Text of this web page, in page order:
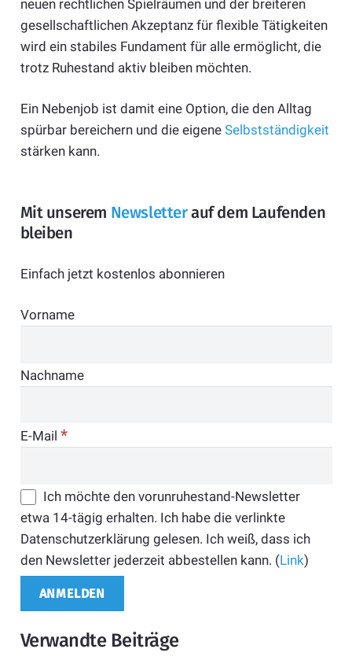
neuen rechtlichen Spielräumen und der breiteren
gesellschaftlichen Akzeptanz für flexible Tätigkeiten
wird ein stabiles Fundament für alle ermöglicht, die
trotz Ruhestand aktiv bleiben möchten.
Ein Nebenjob ist damit eine Option, die den Alltag
spürbar bereichern und die eigene Selbstständigkeit
stärken kann.
Mit unserem Newsletterauf dem Laufenden
bleiben
Einfach jetzt kostenlos abonnieren
Vorname
Nachname
E-Mail *
Ich möchte den vorunruhestand-Newsletter
etwa 14-tägig erhalten. Ich habe die verlinkte
Datenschutzerklärung gelesen. Ich weiß, dass ich
den Newsletter jederzeit abbestellen kann. (Link)
Verwandte Beiträge